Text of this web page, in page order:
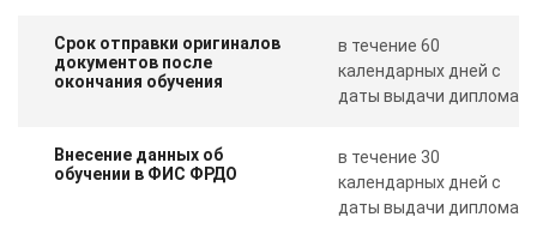
Срок отправки оригиналов
документов после
окончания обучения
в течение 60
календарных дней с
даты выдачи диплома
Внесение данных об
обучении в ФИС ФРДО
в течение 30
календарных дней с
даты выдачи диплома